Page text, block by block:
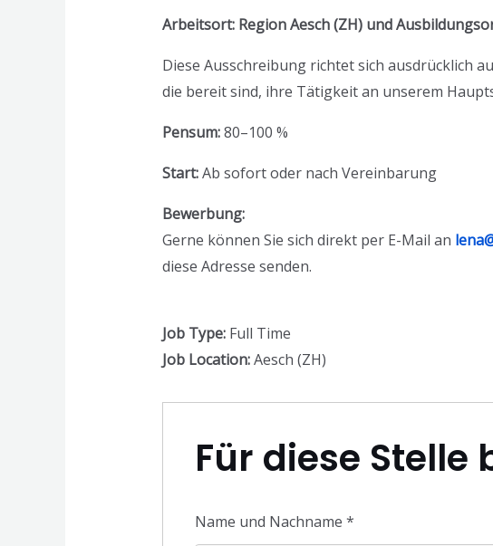
Arbeitsort: Region Aesch (ZH) und
Diese Ausschreibung richtet sich ausdrücklich
die bereit sind, ihre Tätigkeit an unserem
Pensum:80–100 %
Start:Ab sofort oder nach Vereinbarung
Bewerbung:
Gerne können Sie sich direkt per E-Mail an
diese Adresse senden.
Job Type: Full Time
Job Location:Aesch (ZH)
Für diese Stelle
Name und Nachname *